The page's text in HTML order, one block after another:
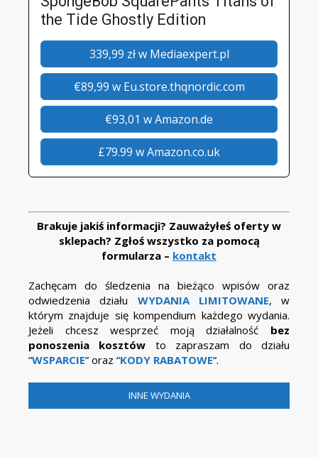
the Tide Ghostly Edition
339,99 zł w Mediaexpert.pl
€89,99 w Eu.store.thqnordic.com
€93,01 w Amazon.de
£79.99 w Amazon.co.uk
Brakuje jakiś informacji? Zauważyłeś oferty w
sklepach? Zgłoś wszystko za pomocą
formularza – kontakt
Zachęcam do śledzenia na bieżąco wpisów oraz
odwiedzenia działu WYDANIA LIMITOWANE, w
którym znajduje się kompendium każdego wydania.
Jeżeli chcesz wesprzeć moją działalność bez
ponoszenia kosztów to zapraszam do działu
“WSPARCIE” oraz “KODY RABATOWE“.
INNE WYDANIA